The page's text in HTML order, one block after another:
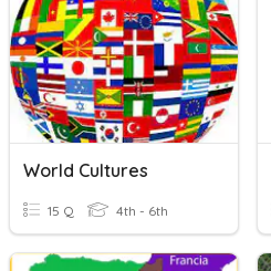
World Cultures
15 Q 4th - 6th